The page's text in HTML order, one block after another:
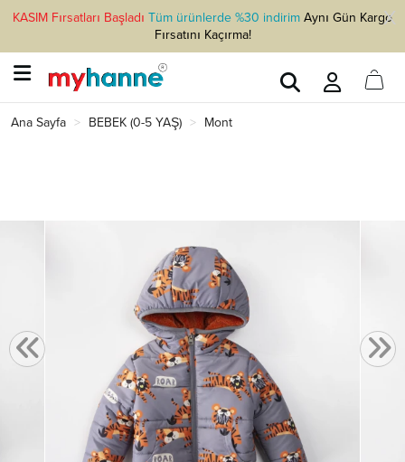
KASIM Fırsatları Başladı Tüm ürünlerde %30 indirimAynı Gün Kargo
Fırsatını Kaçırma!
Ana Sayfa BEBEK (0-5 YAŞ) Mont